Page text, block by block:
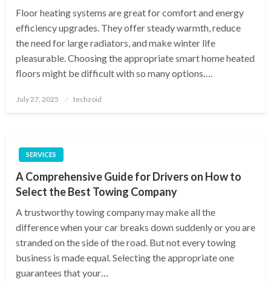
Floor heating systems are great for comfort and energy
efficiency upgrades. They offer steady warmth, reduce
the need for large radiators, and make winter life
pleasurable. Choosing the appropriate smart home heated
floors might be difficult with so many options….
Posted
July 27, 2025 techzoid
SERVICES
A Comprehensive Guide for Drivers on How to
Select the Best Towing Company
A trustworthy towing company may make all the
difference when your car breaks down suddenly or you are
stranded on the side of the road. But not every towing
business is made equal. Selecting the appropriate one
guarantees that your…